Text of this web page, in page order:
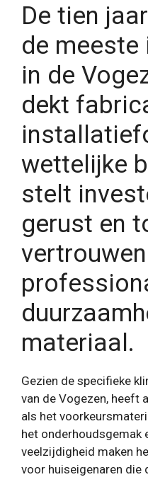
De tien
de
in de
dekt
wettelijke
stelt
gerust en
materiaal.
Gezien de specifieke
van de Vogezen, heeft
als het
het onderhoudsgemak
veelzijdigheid maken
voor huiseigenaren die